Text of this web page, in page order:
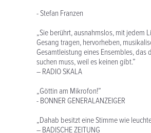
- Stefan Franzen
„Sie berührt, ausnahmslos, mit jedem
Gesang tragen, hervorheben,
Gesamtleistung eines Ensembles,
suchen muss, weil es keinen gibt.”
– RADIO SKALA
„Göttin am Mikrofon!”
- BONNER GENERALANZEIGER
„Dahab besitzt eine Stimme wie
– BADISCHE ZEITUNG